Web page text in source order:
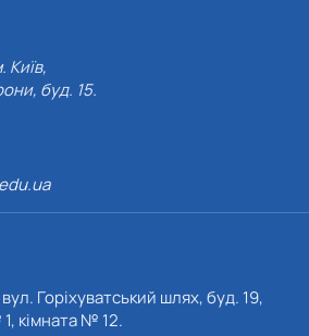
Київ,
буд. 15.
Горіхуватський шлях, буд. 19,
кімната № 12.